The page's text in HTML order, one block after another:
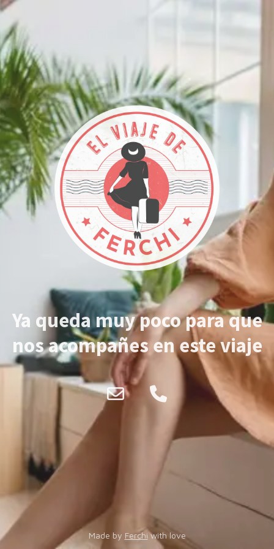
Ya queda muy poco para que
nos acompañes en este viaje
Made by Ferchiwith love